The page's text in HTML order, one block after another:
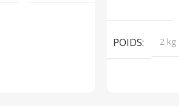
POIDS 2 kg